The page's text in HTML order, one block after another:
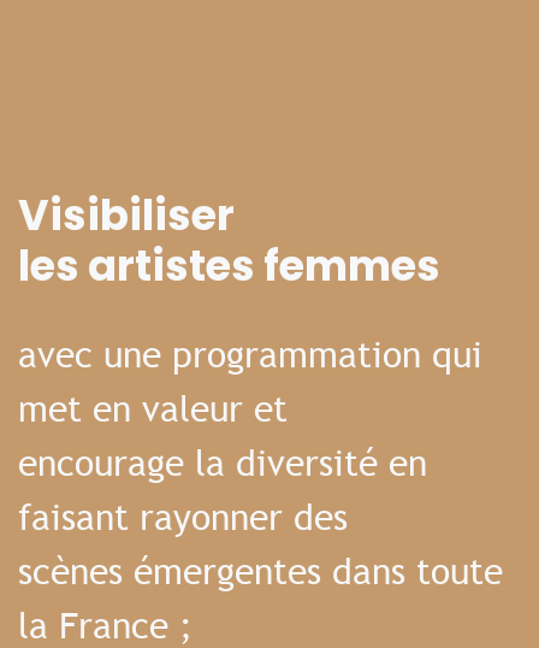
Visibiliser
les artistes femmes
avec une programmation qui
met en valeur et
encourage la diversité en
faisant rayonner des
scènes émergentes dans toute
la France ;